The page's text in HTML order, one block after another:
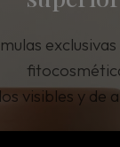
visibles y de